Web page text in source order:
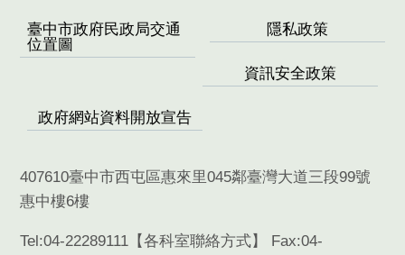
臺中市政府民政局交通
位置圖
隱私政策
資訊安全政策
政府網站資料開放宣告
407610臺中市西屯區惠來里045鄰臺灣大道三段99號
惠中樓6樓
Tel:04-22289111【各科室聯絡方式】 Fax:04-